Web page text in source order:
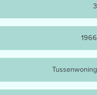
3
1966
Tussenwoning